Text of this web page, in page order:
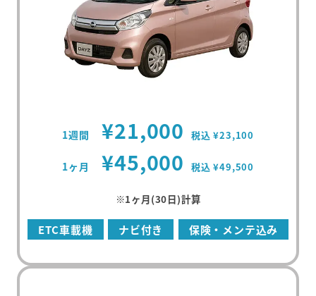
1週間 ¥21,000 税込 ¥23,100
1ヶ月 ¥45,000 税込 ¥49,500
※1ヶ月(30日)計算
ETC車載機 ナビ付き 保険・メンテ込み